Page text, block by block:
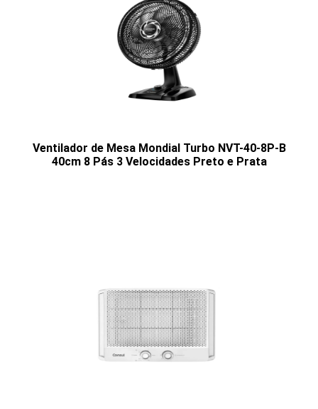
Ventilador de Mesa Mondial Turbo NVT-40-8P-B
40cm 8 Pás 3 Velocidades Preto e Prata